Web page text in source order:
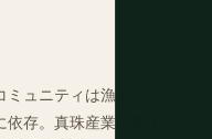
ュニティは漁業とペル
存。真珠産業は数千人